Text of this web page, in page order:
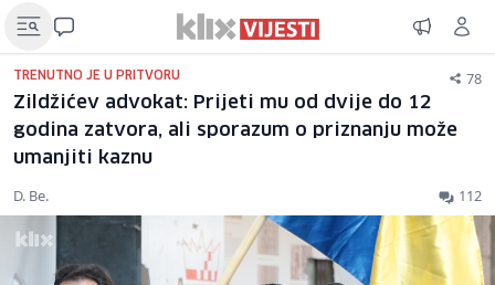
TRENUTNO JE U PRITVORU 78
Zildžićev advokat: Prijeti mu od dvije do 12
godina zatvora, ali sporazum o priznanju može
umanjiti kaznu
D. Be. 112